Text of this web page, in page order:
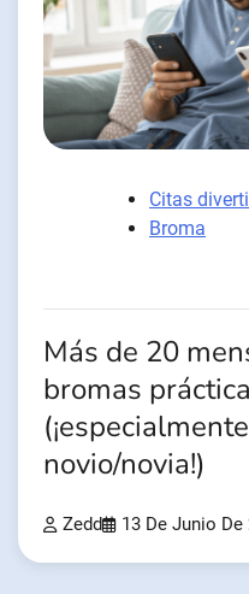
Citas
Broma
Más de 20
bromas
novio/novia!)
Zedd 13 De Junio De